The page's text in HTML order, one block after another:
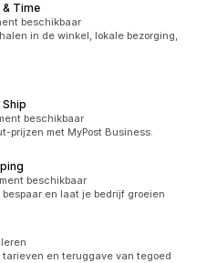
& Time
beschikbaar
in de winkel, lokale bezorging,
beschikbaar
prijzen met MyPost Business.
beschikbaar
en laat je bedrijf groeien
en teruggave van tegoed